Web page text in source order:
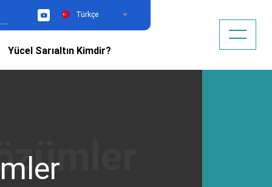
YouTubeTürkçe
Yücel Sarıaltın Kimdir?